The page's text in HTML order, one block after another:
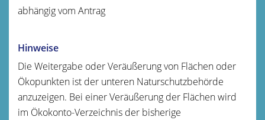
abhängig vom Antrag
Hinweise
Die Weitergabe oder Veräußerung von Flächen oder
Ökopunkten ist der unteren Naturschutzbehörde
anzuzeigen. Bei einer Veräußerung der Flächen wird
im Ökokonto-Verzeichnis der bisherige